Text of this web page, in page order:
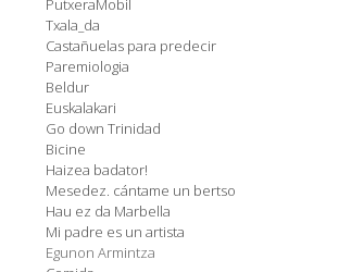
Txala_da
Castañuelas para predecir
Paremiologia
Beldur
Euskalakari
Go down Trinidad
Bicine
Haizea badator!
Mesedez. cántame un bertso
Hau ez da Marbella
Mi padre es un artista
Egunon Armintza